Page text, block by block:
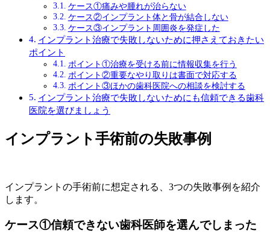
ケース①痛みや腫れが治らない
ケース②インプラント体と骨が結合しない
ケース③インプラント周囲炎を発症した
インプラント治療で失敗しないために押さえておきたい
ポイント
ポイント①治療を受ける前に情報収集を行う
ポイント②重要なやり取りは書面で対応する
ポイント③ほかの歯科医院への相談を検討する
インプラント治療で失敗しないためにも信頼できる歯科
医院を選びましょう
インプラント手術前の失敗事例
インプラントの手術前に想定される、3つの失敗事例を紹介
します。
ケース①信頼できない歯科医師を選んでしまった